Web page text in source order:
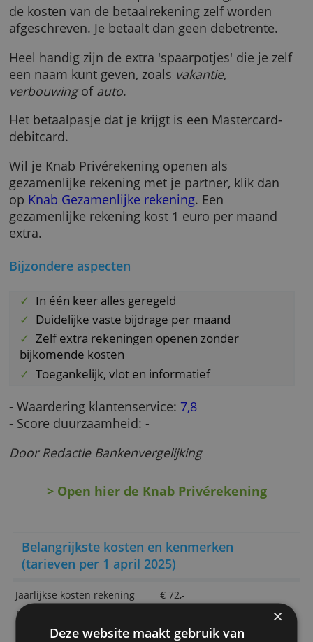
Daarnaast zijn er verschillende tools die het
bankieren makkelijker maken. Je kunt
bijvoorbeeld geld dat je overhebt
laten overboeken naar je spaarrekening, of
naar je betaalrekening als roodstand dreigt.
Rood staan kan niet op deze rekening, alleen
de kosten van de betaalrekening zelf worden
afgeschreven. Je betaalt dan geen
Heel handig zijn de extra 'spaarpotjes' die je
een naam kunt geven, zoalsvakantie,
verbouwing
auto
Het betaalpasje dat je krijgt is een
Wil je Knab Privérekening openen als
gezamenlijke rekening met je partner, klik
opKnab Gezamenlijke rekening
gezamenlijke rekening kost 1 euro per
Bijzondere aspecten
Duidelijke vaste bijdrage per maand
Toegankelijk, vlot en informatief
- Waardering klantenservice:
- Score duurzaamheid: -